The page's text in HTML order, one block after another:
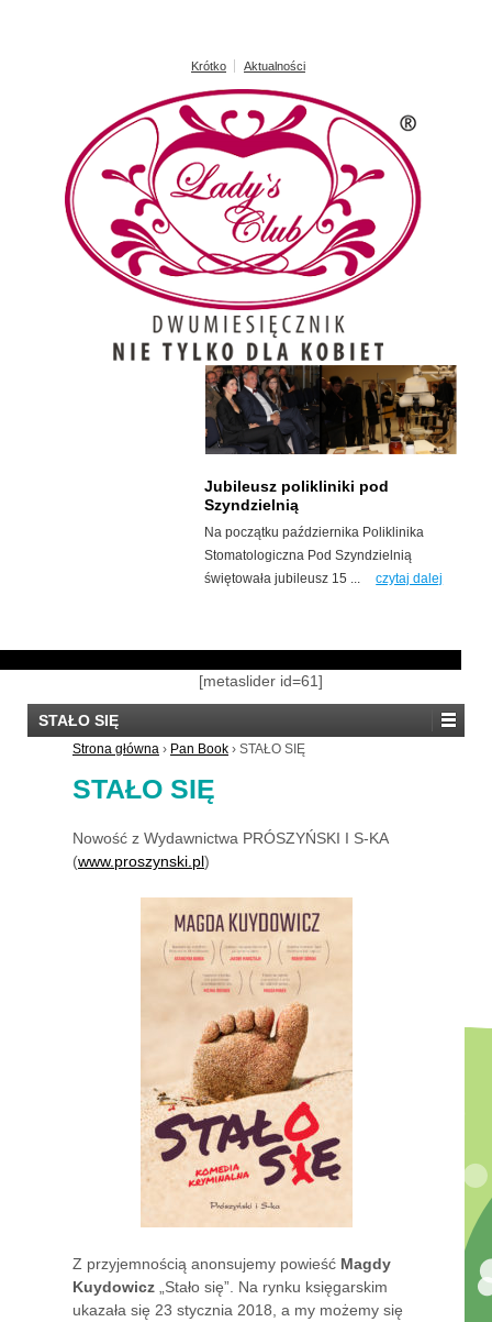
Krótko Aktualności
Jubileusz polikliniki pod
Szyndzielnią
Na początku października Poliklinika
Stomatologiczna Pod Szyndzielnią
świętowała jubileusz 15 ...
czytaj dalej
[metaslider id=61]
STAŁO SIĘ
Strona główna › Pan Book › STAŁO SIĘ
STAŁO SIĘ
Nowość z Wydawnictwa PRÓSZYŃSKI I S-KA
(www.proszynski.pl)
Z przyjemnością anonsujemy powieść Magdy
Kuydowicz „Stało się”. Na rynku księgarskim
ukazała się 23 stycznia 2018, a my możemy się